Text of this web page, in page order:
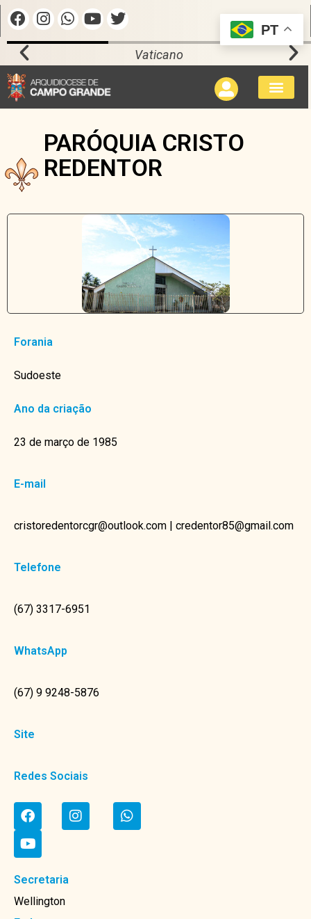
Vaticano
PARÓQUIA CRISTO
REDENTOR
Forania
Sudoeste
Ano da criação
23 de março de 1985
E-mail
cristoredentorcgr@outlook.com | credentor85@gmail.com
Telefone
(67) 3317-6951
WhatsApp
(67) 9 9248-5876
Site
Redes Sociais
Secretaria
Wellington
PT